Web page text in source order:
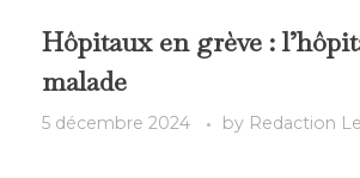
Hôpitaux en grève :
malade
5 décembre 2024 by Redaction